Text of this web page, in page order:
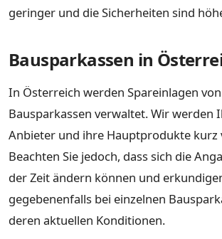
geringer und die Sicherheiten sind
Bausparkassen in
In Österreich werden Spareinlagen
Bausparkassen verwaltet. Wir werden
Anbieter und ihre Hauptprodukte kurz
Beachten Sie jedoch, dass sich die
der Zeit ändern können und
gegebenenfalls bei einzelnen
deren aktuellen Konditionen.